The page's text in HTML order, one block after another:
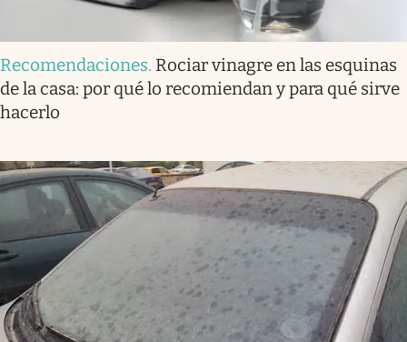
Recomendaciones. Rociar vinagre en las esquinas
de la casa: por qué lo recomiendan y para qué sirve
hacerlo